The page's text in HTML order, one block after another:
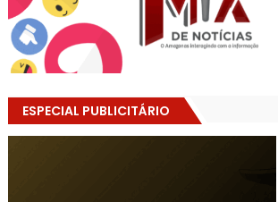
ESPECIAL PUBLICITÁRIO